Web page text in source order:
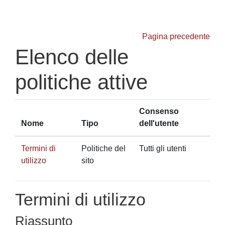
Pagina precedente
Elenco delle
politiche attive
Nome Tipo
Consenso
dell'utente
Termini di
utilizzo
Politiche del
sito
Tutti gli utenti
Termini di utilizzo
Riassunto